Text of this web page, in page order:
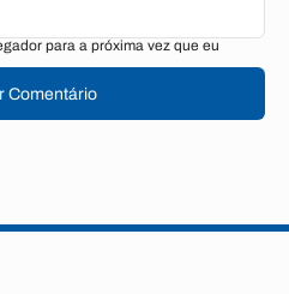
para a próxima vez que eu
Comentário